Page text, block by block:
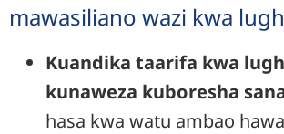
mawasiliano wazi kwa
Kuandika taarifa kwa
kunaweza kuboresha
hasa kwa watu ambao